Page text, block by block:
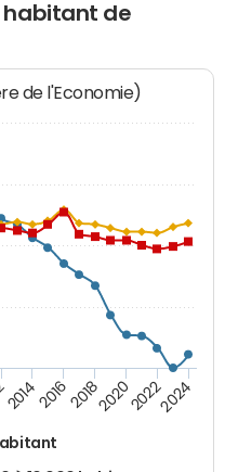
habitant de
de l'Economie)
201420162018202020222024